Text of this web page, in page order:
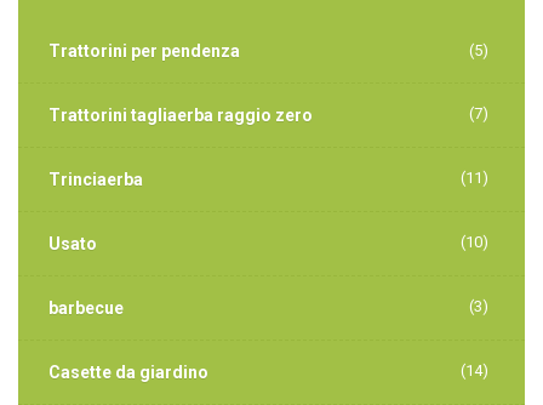
Trattorini per pendenza (5)
Trattorini tagliaerba raggio zero (7)
Trinciaerba (11)
Usato (10)
barbecue (3)
Casette da giardino (14)